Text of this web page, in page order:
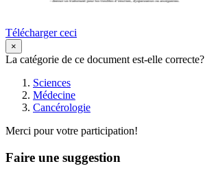
Télécharger ceci
×
La catégorie de ce document est-elle correcte?
Sciences
Médecine
Cancérologie
Merci pour votre participation!
Faire une suggestion